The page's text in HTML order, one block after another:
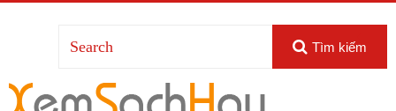
Tìm kiếm